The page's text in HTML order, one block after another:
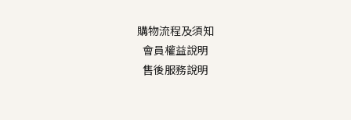
購物流程及須知
會員權益說明
售後服務說明